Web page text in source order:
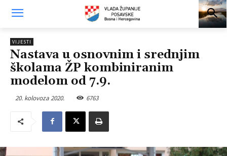
VIJESTI
Nastava u osnovnim i srednjim
školama ŽP kombiniranim
modelom od 7.9.
20. kolovoza 2020. 6763